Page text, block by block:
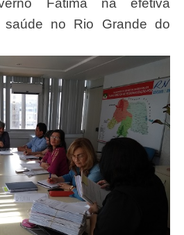
saúde no Rio Grande do